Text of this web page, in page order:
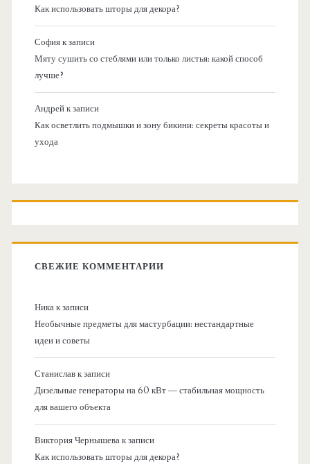
Как использовать шторы для декора?
Софияк записи
Мяту сушить со стеблями или только листья: какой способ
лучше?
Андрейк записи
Как осветлить подмышки и зону бикини: секреты красоты и
ухода
СВЕЖИЕ КОММЕНТАРИИ
Никак записи
Необычные предметы для мастурбации: нестандартные
идеи и советы
Станиславк записи
Дизельные генераторы на 60 кВт — стабильная мощность
для вашего объекта
Виктория Чернышевак записи
Как использовать шторы для декора?